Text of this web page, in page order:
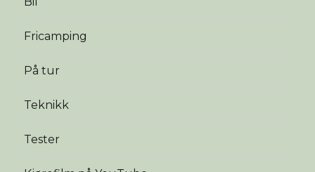
Fricamping
På tur
Teknikk
Tester